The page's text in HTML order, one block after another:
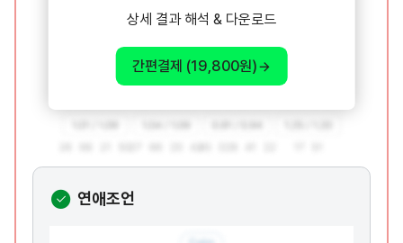
상세 결과 해석 & 다운로드
간편결제 (19,800원)
연애조언